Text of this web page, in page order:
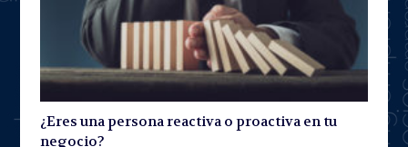
¿Eres una persona reactiva o proactiva en tu
negocio?